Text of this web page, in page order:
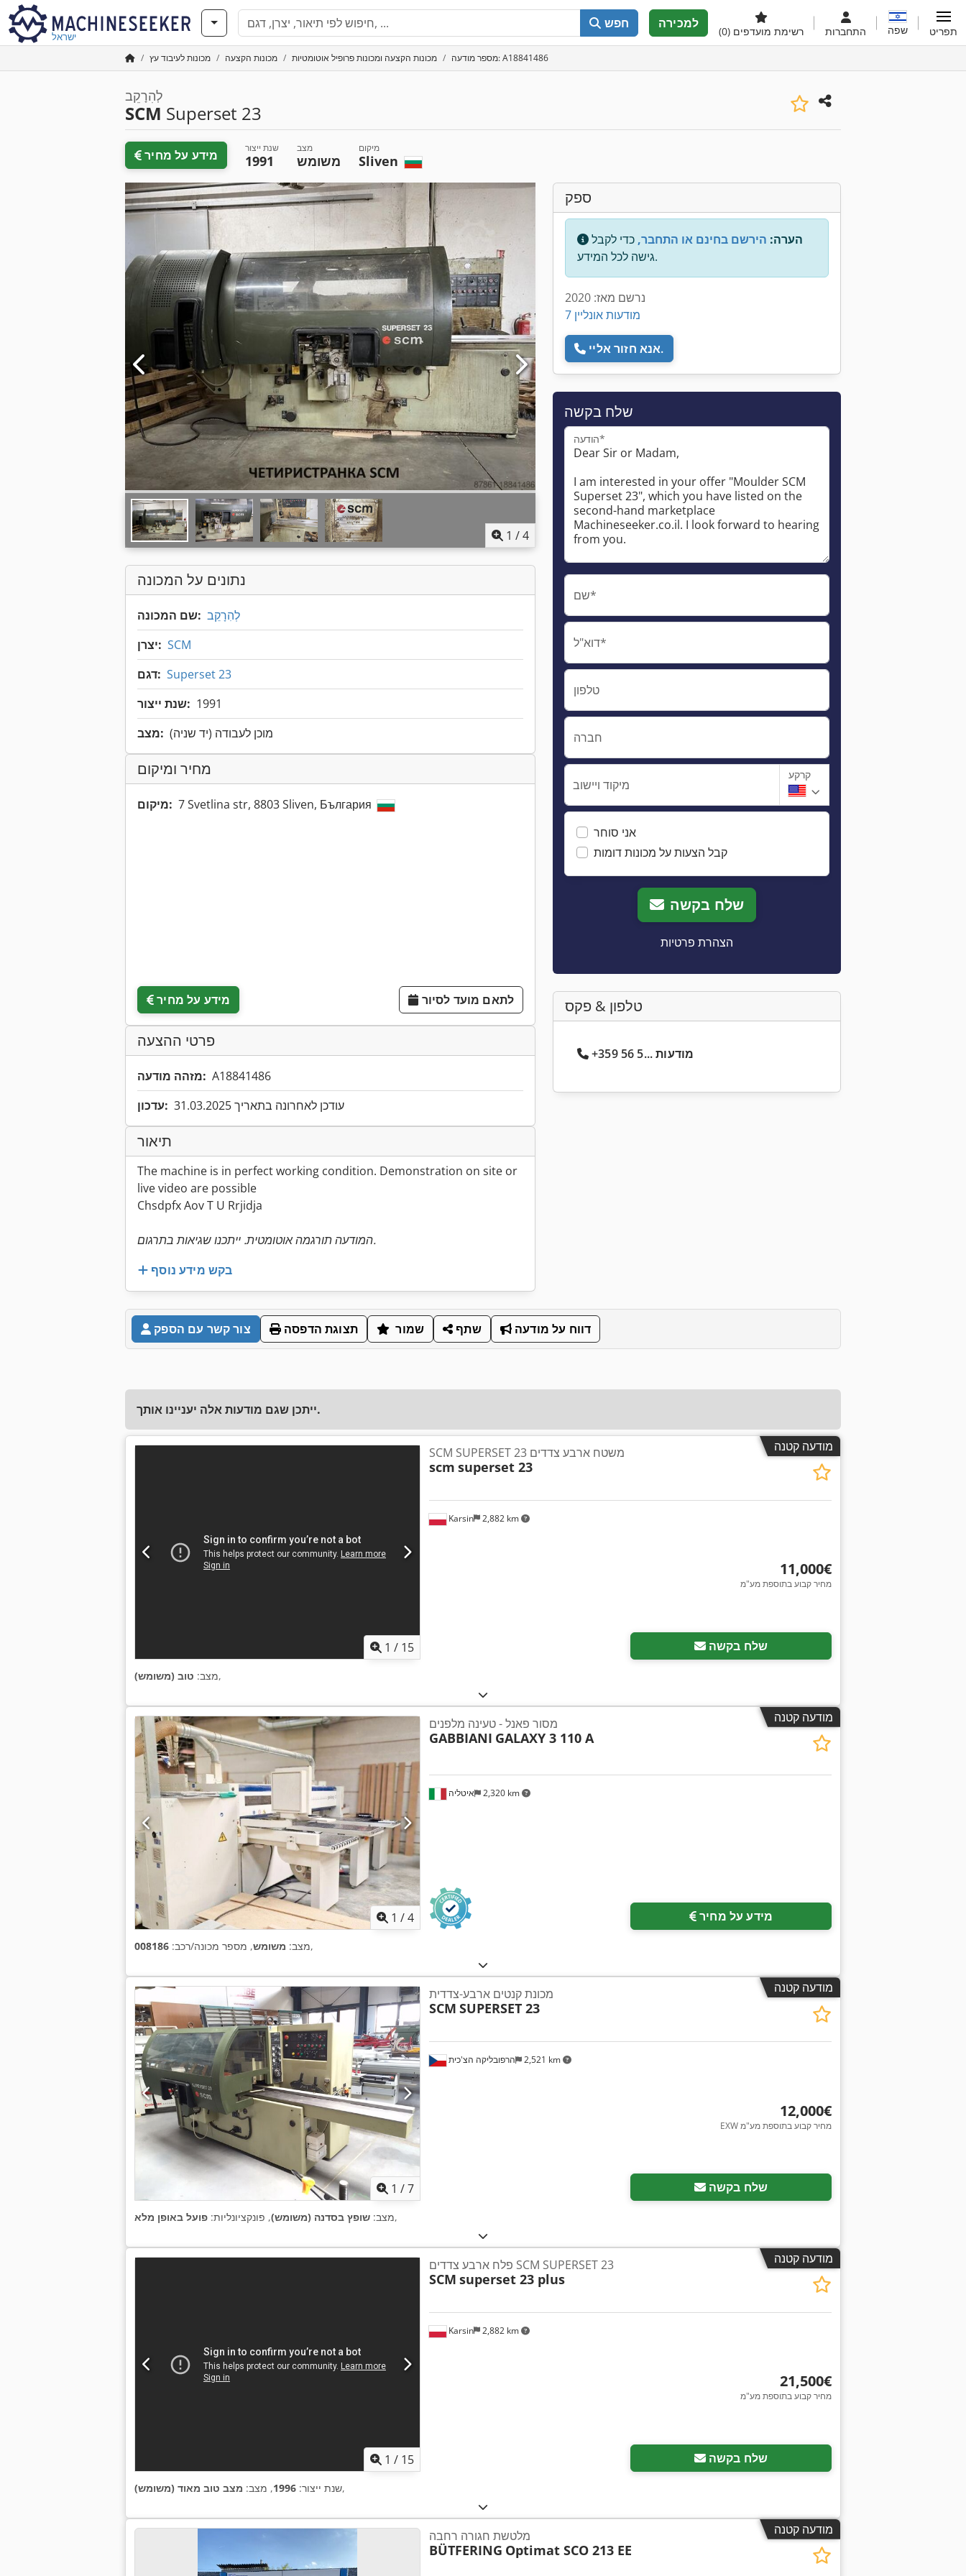
ישראל
חפש למכירה
רשימת מועדפים (0) התחברות שפה תפריט
מכונות לעיבוד עץ מכונות הקצעה מכונות הקצעה ומכונות פרופיל אוטומטיות מספר מודעה: A18841486
לְהִרָקֵב
SCM Superset 23
מידע על מחיר שנת ייצור
1991
מצב
משומש
מיקום
Sliven
1 /4
נתונים על המכונה
שם המכונה: לְהִרָקֵב
יצרן: SCM
דגם: Superset 23
שנת ייצור: 1991
מצב: מוכן לעבודה (יד שניה)
מחיר ומיקום
מיקום: 7 Svetlina str, 8803 Sliven, България
מידע על מחיר לתאם מועד לסיור
פרטי ההצעה
מזהה מודעה: A18841486
עדכון:
עודכן לאחרונה בתאריך 31.03.2025
תיאור
The machine is in perfect working condition. Demonstration on site or
live video are possible
Chsdpfx Aov T U Rrjidja
המודעה תורגמה אוטומטית. ייתכנו שגיאות בתרגום.
בקש מידע נוסף
ספק
הערה: הירשם בחינם או התחבר, כדי לקבל
גישה לכל המידע.
נרשם מאז: 2020
7 מודעות אונליין
אנא חזור אליי.
שלח בקשה
הודעה*
שם*
דוא"ל*
טלפון
חברה
מיקוד ויישוב
קרקע
אני סוחר
קבל הצעות על מכונות דומות
שלח בקשה
הצהרת פרטיות
טלפון & פקס
+359 56 5... מודעות
צור קשר עם הספק תצוגת הדפסה שמור שתף דווח על מודעה
ייתכן שגם מודעות אלה יעניינו אותך.
מודעה קטנה
1 / 15
Karsin 2,882 km
SCM SUPERSET 23 משטח ארבע צדדים
scm superset 23
‏11,000 ‏€
מחיר קבוע בתוספת מע"מ
שלח בקשה
מצב: טוב (משומש) ,
מודעה קטנה
1 /4
איטליה 2,320 km
מסור פאנל - טעינה מלפנים
GABBIANI GALAXY 3 110 A
מידע על מחיר
מצב: משומש, מספר מכונה/רכב: 008186 ,
מודעה קטנה
1 /7
הרפובליקה הצ'כית 2,521 km
מכונת קנטים ארבע-צדדית
SCM SUPERSET 23
‏12,000 ‏€
EXW מחיר קבוע בתוספת מע"מ
שלח בקשה
מצב: שופץ בסדנה (משומש), פונקציונליות: פועל באופן מלא ,
מודעה קטנה
1 / 15
Karsin 2,882 km
פלח ארבע צדדים SCM SUPERSET 23
SCM superset 23 plus
‏21,500 ‏€
מחיר קבוע בתוספת מע"מ
שלח בקשה
שנת ייצור: 1996, מצב: מצב טוב מאוד (משומש) ,
מודעה קטנה מלטשת חגורה רחבה
BÜTFERING Optimat SCO 213 EE